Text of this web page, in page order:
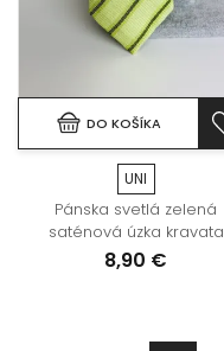
DO KOŠÍKA
UNI
Pánska svetlá zelená
saténová úzka kravata
8,90 €